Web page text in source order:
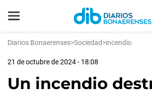
Diarios Bonaerenses>Sociedad>incendio
21 de octubre de 2024 - 18:08
Un incendio